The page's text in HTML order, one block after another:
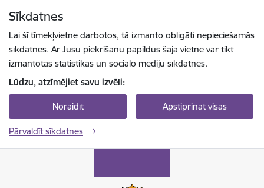
Sīkdatnes
Lai šī tīmekļvietne darbotos, tā izmanto obligāti nepieciešamās
sīkdatnes. Ar Jūsu piekrišanu papildus šajā vietnē var tikt
izmantotas statistikas un sociālo mediju sīkdatnes.
Lūdzu, atzīmējiet savu izvēli:
Noraidīt Apstiprināt visas
Pārvaldīt sīkdatnes